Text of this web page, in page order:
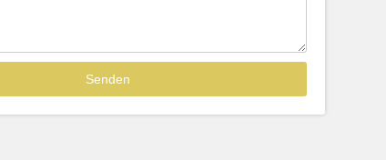
Sofort lieferbar
39,99